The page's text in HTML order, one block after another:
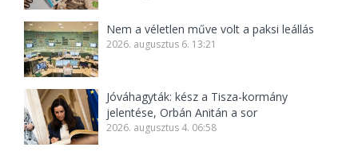
Nem a véletlen műve volt a paksi leállás
2026. augusztus 6. 13:21
Jóváhagyták: kész a Tisza-kormány
jelentése, Orbán Anitán a sor
2026. augusztus 4. 06:58